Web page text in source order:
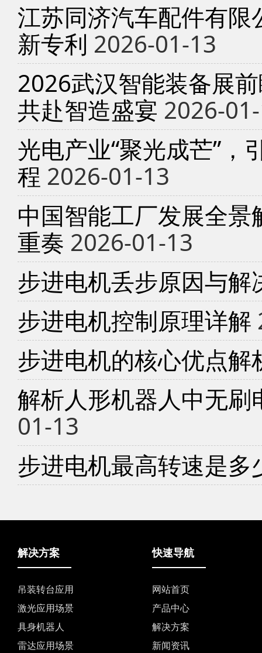
江苏同济汽车配件有
新专利 2026-01-13
2026武汉智能装备展
共赴智造盛宴 2026-
光电产业“聚光成芒”，
程 2026-01-13
中国智能工厂发展全
重奏 2026-01-13
步进电机丢步原因与解
步进电机控制原理详解
步进电机的核心优点解
解析人形机器人中无
01-13
步进电机最高转速是多
解决方案
吊装转台应用
激光应用场景
具身机器人
雷达应用场景
快速导航
网站首页
产品中心
解决方案
新闻资讯